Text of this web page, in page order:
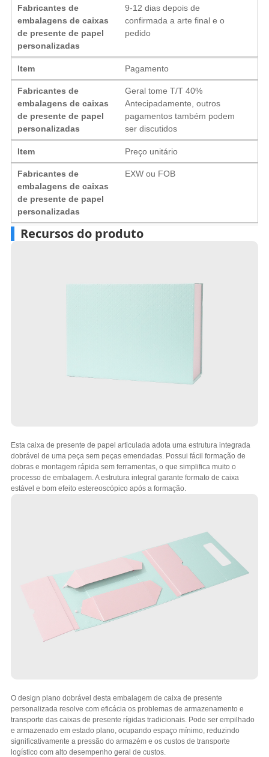
Fabricantes de
embalagens de caixas
de presente de papel
personalizadas
9-12 dias depois de
confirmada a arte final e o
pedido
Item Pagamento
Fabricantes de
embalagens de caixas
de presente de papel
personalizadas
Geral tome T/T 40%
Antecipadamente, outros
pagamentos também podem
ser discutidos
Item Preço unitário
Fabricantes de
embalagens de caixas
de presente de papel
personalizadas
EXW ou FOB
Recursos do produto
Esta caixa de presente de papel articulada adota uma estrutura integrada
dobrável de uma peça sem peças emendadas. Possui fácil formação de
dobras e montagem rápida sem ferramentas, o que simplifica muito o
processo de embalagem. A estrutura integral garante formato de caixa
estável e bom efeito estereoscópico após a formação.
O design plano dobrável desta embalagem de caixa de presente
personalizada resolve com eficácia os problemas de armazenamento e
transporte das caixas de presente rígidas tradicionais. Pode ser empilhado
e armazenado em estado plano, ocupando espaço mínimo, reduzindo
significativamente a pressão do armazém e os custos de transporte
logístico com alto desempenho geral de custos.